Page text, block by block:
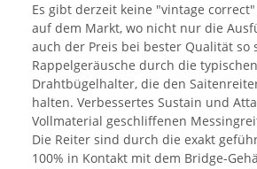
Es gibt derzeit keine "vintage
auf dem Markt, wo nicht nur die
auch der Preis bei bester Qualität so
Rappelgeräusche durch die typischen
Drahtbügelhalter, die den
halten. Verbessertes Sustain und
Vollmaterial geschliffenen
Die Reiter sind durch die exakt
100% in Kontakt mit dem Bridge-